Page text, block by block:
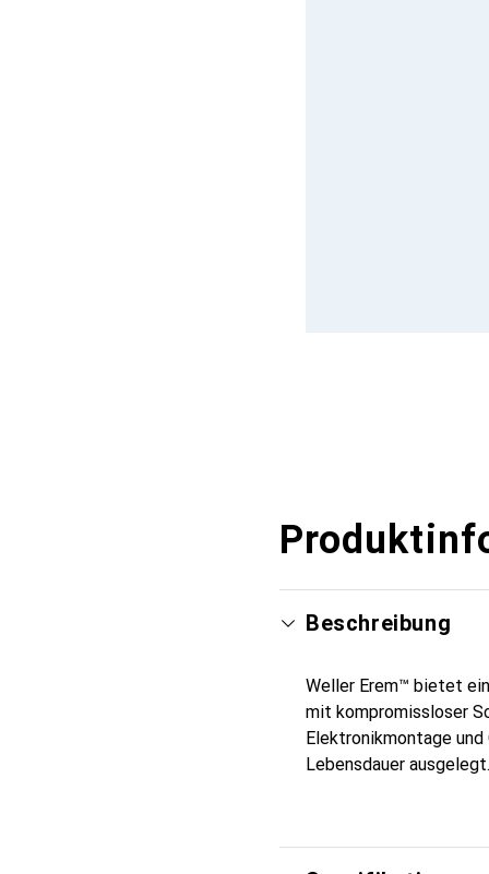
Beschreibung
Weller Erem™ bietet
mit kompromissloser
Elektronikmontage
Lebensdauer